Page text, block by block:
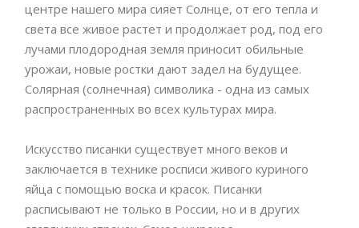
центре нашего мира сияет Солнце, от его тепла и
света все живое растет и продолжает род, под его
лучами плодородная земля приносит обильные
урожаи, новые ростки дают задел на будущее.
Солярная (солнечная) символика - одна из самых
распространенных во всех культурах мира.
Искусство писанки существует много веков и
заключается в технике росписи живого куриного
яйца с помощью воска и красок. Писанки
расписывают не только в России, но и в других